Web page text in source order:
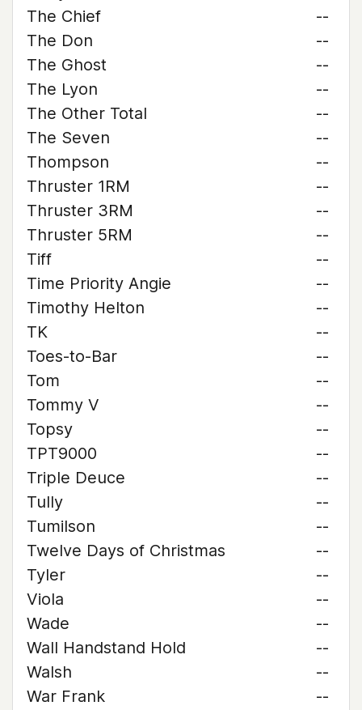
The Chief
--
The Don
--
The Ghost
--
The Lyon
--
The Other Total
--
The Seven
--
Thompson
--
Thruster 1RM
--
Thruster 3RM
--
Thruster 5RM
--
Tiff
--
Time Priority Angie
--
Timothy Helton
--
TK
--
Toes-to-Bar
--
Tom
--
Tommy V
--
Topsy
--
TPT9000
--
Triple Deuce
--
Tully
--
Tumilson
--
Twelve Days of Christmas
--
Tyler
--
Viola
--
Wade
--
Wall Handstand Hold
--
Walsh
--
War Frank
--